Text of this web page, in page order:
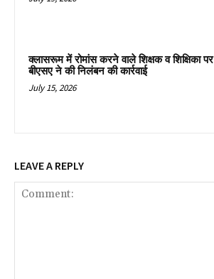
क्लासरूम में रोमांस करने वाले शिक्षक व शिक्षिका पर
बीएसए ने की निलंबन की कार्रवाई
July 15, 2026
LEAVE A REPLY